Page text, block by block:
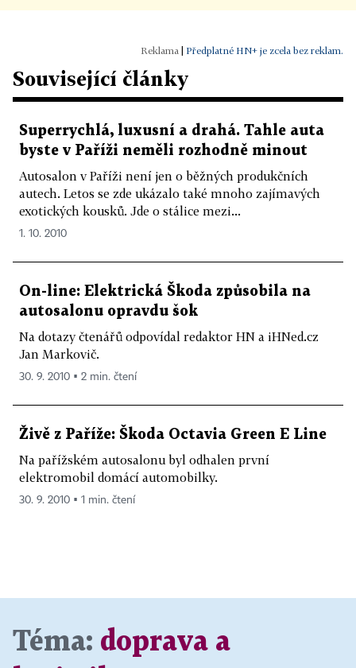
Předplatné HN+ je zcela bez reklam.
Související články
Superrychlá, luxusní a drahá. Tahle auta
byste v Paříži neměli rozhodně minout
Autosalon v Paříži není jen o běžných produkčních
autech. Letos se zde ukázalo také mnoho zajímavých
exotických kousků. Jde o stálice mezi...
1. 10. 2010
On-line: Elektrická Škoda způsobila na
autosalonu opravdu šok
Na dotazy čtenářů odpovídal redaktor HN a iHNed.cz
Jan Markovič.
30. 9. 2010 ▪ 2 min. čtení
Živě z Paříže: Škoda Octavia Green E Line
Na pařížském autosalonu byl odhalen první
elektromobil domácí automobilky.
30. 9. 2010 ▪ 1 min. čtení
Téma: doprava a